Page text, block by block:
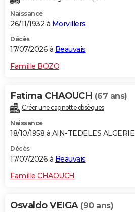
Naissance
26/11/1932 à Morvillers
Décès
17/07/2026 à Beauvais
Famille BOZO
Fatima CHAOUCH (67 ans)
Créer une cagnotte obsèques
Naissance
18/10/1958 à AIN-TEDELES ALGERIE
Décès
17/07/2026 à Beauvais
Famille CHAOUCH
Osvaldo VEIGA (90 ans)